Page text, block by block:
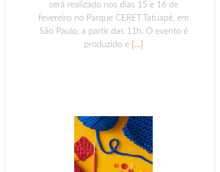
será realizado nos dias 15 e 16 de
fevereiro no Parque CERET Tatuapé, em
São Paulo, a partir das 11h. O evento é
produzido e […]